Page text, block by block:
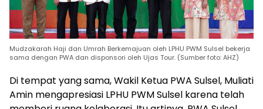
Mudzakarah Haji dan Umrah Berkemajuan oleh LPHU PWM Sulsel bekerja
sama dengan PWA dan disponsori oleh Ujas Tour. (Sumber foto: AHZ)
Di tempat yang sama, Wakil Ketua PWA Sulsel, Muliati
Amin mengapresiasi LPHU PWM Sulsel karena telah